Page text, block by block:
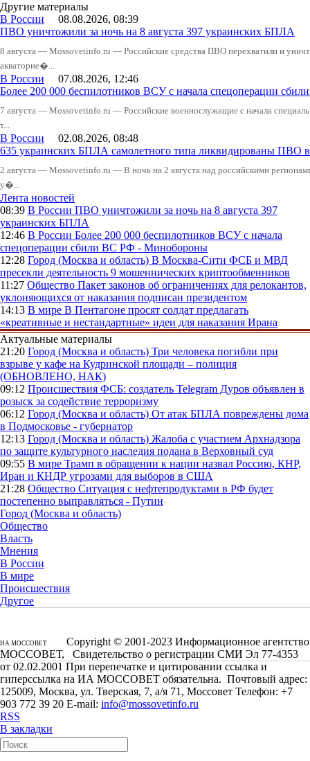
Другие материалы
В России 08.08.2026, 08:39
ПВО уничтожили за ночь на 8 августа 397 украинских БПЛА
8 августа — Mossovetinfo.ru — Российские средства ПВО перехватили и
акваторие�...
В России 07.08.2026, 12:46
Более 200 000 беспилотников ВСУ с начала спецоперации
7 августа — Mossovetinfo.ru — Российские военнослужащие с начала
т...
В России 02.08.2026, 08:48
635 украинских БПЛА самолетного типа ликвидированы ПВО
2 августа — Mossovetinfo.ru — В ночь на 2 августа над российскими
у�...
Лента новостей
08:39 В России ПВО уничтожили за ночь на 8 августа 397
украинских БПЛА
12:46 В России Более 200 000 беспилотников ВСУ с начала
спецоперации сбили ВС РФ - Минобороны
12:28 Город (Москва и область) В Москва-Сити ФСБ и МВД
пресекли деятельность 9 мошеннических криптообменников
11:27 Общество Пакет законов об ограничениях для релокантов,
уклоняющихся от наказания подписан президентом
14:13 В мире В Пентагоне просят солдат предлагать
«креативные и нестандартные» идеи для наказания Ирана
Актуальные материалы
21:20 Город (Москва и область) Три человека погибли при
взрыве у кафе на Кудринской площади – полиция
(ОБНОВЛЕНО, НАК)
09:12 Происшествия ФСБ: создатель Telegram Дуров объявлен в
розыск за содействие терроризму
06:12 Город (Москва и область) От атак БПЛА повреждены дома
в Подмосковье - губернатор
12:13 Город (Москва и область) Жалоба с участием Архнадзора
по защите культурного наследия подана в Верховный суд
09:55 В мире Трамп в обращении к нации назвал Россию, КНР,
Иран и КНДР угрозами для выборов в США
21:28 Общество Ситуация с нефтепродуктами в РФ будет
постепенно выправляться - Путин
Город (Москва и область)
Общество
Власть
Мнения
В России
В мире
Происшествия
Другое
ИА МОССОВЕТ
Copyright © 2001-2023 Информационное агентство
МОССОВЕТ, Свидетельство о регистрации СМИ Эл 77-4353
от 02.02.2001 При перепечатке и цитировании ссылка и
гиперссылка на ИА МОССОВЕТ обязательна. Почтовый адрес:
125009, Москва, ул. Тверская, 7, а/я 71, Моссовет Телефон: +7
903 772 39 20 E-mail: info@mossovetinfo.ru
RSS
В закладки